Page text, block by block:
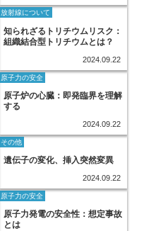
放射線について
知られざるトリチウムリスク：
組織結合型トリチウムとは？
2024.09.22
原子力の安全
原子炉の心臓：即発臨界を理解
する
2024.09.22
その他
遺伝子の変化、挿入突然変異
2024.09.22
原子力の安全
原子力発電の安全性：想定事故
とは